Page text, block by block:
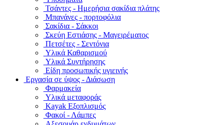
Τσάντες - Ημερήσια σακίδια πλάτης
Μπανάνες - πορτοφόλια
Σακίδια - Σάκκοι
Σκεύη Εστιάσης - Μαγειρέματος
Πετσέτες - Σεντόνια
Υλικά Καθαρισμού
Υλικά Συντήρησης
Είδη προσωπικής υγιεινής
Εργασία σε ύψος - Διάσωση
Φαρμακεία
Υλικά μεταφοράς
Kayak Εξοπλισμός
Φακοί - Λάμπες